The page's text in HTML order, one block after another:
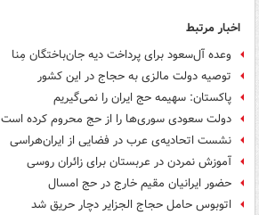
اخبار مرتبط
وعده آل‌سعود برای پرداخت دیه جان‌باختگان مِنا
توصیه دولت مالزی به حجاج در این کشور
پاکستان: سهیمه حج ایران را نمی‌گیریم
دولت سعودی سوری‌ها را از حج محروم کرده است
نشست اتحادیه‌ی عرب در فضایی از ایران‌هراسی
آموزش نمردن در عربستان برای زائران روسی
حضور ایرانیان مقیم خارج در حج امسال
اتوبوس حامل حجاج الجزایر دچار حریق شد